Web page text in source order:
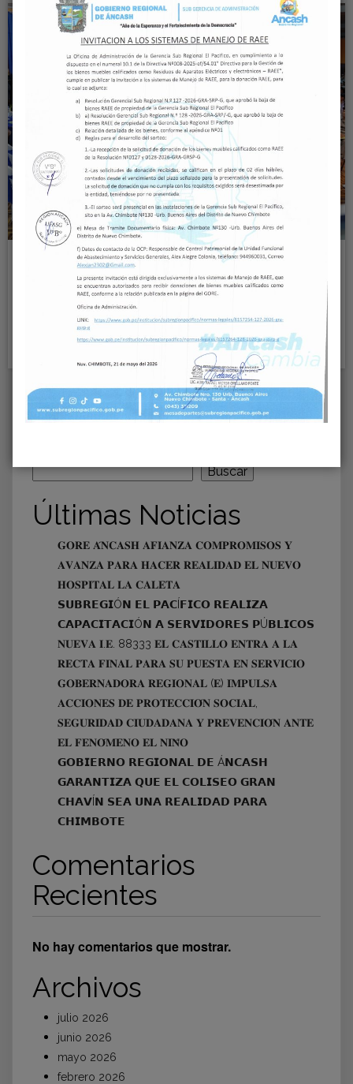
GOBERNADOR KOKI NORIEGA ANUNCIA EL
RENACER DE CHINECAS: NACE
“CHINECASH”, EL MEGAPROYECTO QUE
TRANSFORMARÁ LA AGRICULTURA Y LA
ECONOMÍA REGIONAL
Read More
Buscar
Últimas Noticias
𝐆𝐎𝐑𝐄 𝐀́𝐍𝐂𝐀𝐒𝐇 𝐀𝐅𝐈𝐀𝐍𝐙𝐀 𝐂𝐎𝐌𝐏𝐑𝐎𝐌𝐈𝐒𝐎𝐒 𝐘
𝐀𝐕𝐀𝐍𝐙𝐀 𝐏𝐀𝐑𝐀 𝐇𝐀𝐂𝐄𝐑 𝐑𝐄𝐀𝐋𝐈𝐃𝐀𝐃 𝐄𝐋 𝐍𝐔𝐄𝐕𝐎
𝐇𝐎𝐒𝐏𝐈𝐓𝐀𝐋 𝐋𝐀 𝐂𝐀𝐋𝐄𝐓𝐀
𝗦𝗨𝗕𝗥𝗘𝗚𝗜Ó𝗡 𝗘𝗟 𝗣𝗔𝗖Í𝗙𝗜𝗖𝗢 𝗥𝗘𝗔𝗟𝗜𝗭𝗔
𝗖𝗔𝗣𝗔𝗖𝗜𝗧𝗔𝗖𝗜Ó𝗡 𝗔 𝗦𝗘𝗥𝗩𝗜𝗗𝗢𝗥𝗘𝗦 𝗣Ú𝗕𝗟𝗜𝗖𝗢𝗦
𝐍𝐔𝐄𝐕𝐀 𝐈.𝐄. 88333 𝐄𝐋 𝐂𝐀𝐒𝐓𝐈𝐋𝐋𝐎 𝐄𝐍𝐓𝐑𝐀 𝐀 𝐋𝐀
𝐑𝐄𝐂𝐓𝐀 𝐅𝐈𝐍𝐀𝐋 𝐏𝐀𝐑𝐀 𝐒𝐔 𝐏𝐔𝐄𝐒𝐓𝐀 𝐄𝐍 𝐒𝐄𝐑𝐕𝐈𝐂𝐈𝐎
𝐆𝐎𝐁𝐄𝐑𝐍𝐀𝐃𝐎𝐑𝐀 𝐑𝐄𝐆𝐈𝐎𝐍𝐀𝐋 (𝐄) 𝐈𝐌𝐏𝐔𝐋𝐒𝐀
𝐀𝐂𝐂𝐈𝐎𝐍𝐄𝐒 𝐃𝐄 𝐏𝐑𝐎𝐓𝐄𝐂𝐂𝐈𝐎́𝐍 𝐒𝐎𝐂𝐈𝐀𝐋,
𝐒𝐄𝐆𝐔𝐑𝐈𝐃𝐀𝐃 𝐂𝐈𝐔𝐃𝐀𝐃𝐀𝐍𝐀 𝐘 𝐏𝐑𝐄𝐕𝐄𝐍𝐂𝐈𝐎́𝐍 𝐀𝐍𝐓𝐄
𝐄𝐋 𝐅𝐄𝐍𝐎́𝐌𝐄𝐍𝐎 𝐄𝐋 𝐍𝐈𝐍̃𝐎
𝗚𝗢𝗕𝗜𝗘𝗥𝗡𝗢 𝗥𝗘𝗚𝗜𝗢𝗡𝗔𝗟 𝗗𝗘 Á𝗡𝗖𝗔𝗦𝗛
𝗚𝗔𝗥𝗔𝗡𝗧𝗜𝗭𝗔 𝗤𝗨𝗘 𝗘𝗟 𝗖𝗢𝗟𝗜𝗦𝗘𝗢 𝗚𝗥𝗔𝗡
𝗖𝗛𝗔𝗩Í𝗡 𝗦𝗘𝗔 𝗨𝗡𝗔 𝗥𝗘𝗔𝗟𝗜𝗗𝗔𝗗 𝗣𝗔𝗥𝗔
𝗖𝗛𝗜𝗠𝗕𝗢𝗧𝗘
Comentarios
Recientes
No hay comentarios que mostrar.
Archivos
julio 2026
junio 2026
mayo 2026
febrero 2026